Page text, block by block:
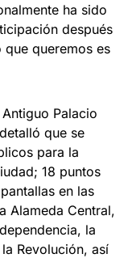
ha sido
después
queremos es
Palacio
que se
para la
18 puntos
en las
Alameda Central,
la
Revolución, así